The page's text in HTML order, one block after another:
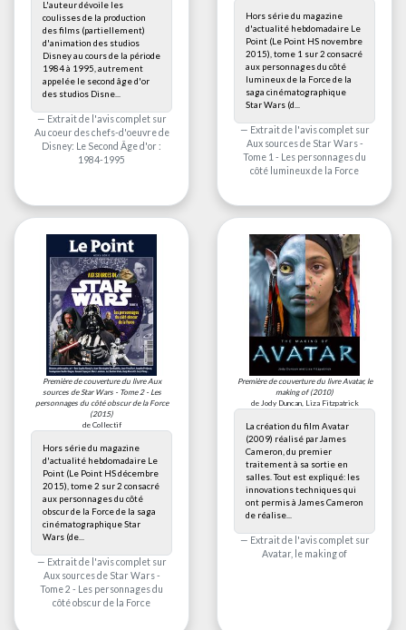
L'auteur dévoile les
coulisses de la production
des films (partiellement)
d'animation des studios
Disney au cours de la période
1984 à 1995, autrement
appelée le second âge d'or
des studios Disne...
Extrait de l'avis complet sur
Au coeur des chefs-d'oeuvre de
Disney: Le Second Âge d'or :
1984-1995
Hors série du magazine
d'actualité hebdomadaire Le
Point (Le Point HS novembre
2015), tome 1 sur 2 consacré
aux personnages du côté
lumineux de la Force de la
saga cinématographique
Star Wars (d...
Extrait de l'avis complet sur
Aux sources de Star Wars -
Tome 1 - Les personnages du
côté lumineux de la Force
Première de couverture du livreAux
sources de Star Wars - Tome 2 - Les
personnages du côté obscur de la Force
(2015)
de Collectif
Hors série du magazine
d'actualité hebdomadaire Le
Point (Le Point HS décembre
2015), tome 2 sur 2 consacré
aux personnages du côté
obscur de la Force de la saga
cinématographique Star
Wars (de...
Extrait de l'avis complet sur
Aux sources de Star Wars -
Tome 2 - Les personnages du
côté obscur de la Force
Première de couverture du livreAvatar, le
making of(2010)
de Jody Duncan, Liza Fitzpatrick
La création du film Avatar
(2009) réalisé par James
Cameron, du premier
traitement à sa sortie en
salles. Tout est expliqué: les
innovations techniques qui
ont permis à James Cameron
de réalise...
Extrait de l'avis complet sur
Avatar, le making of